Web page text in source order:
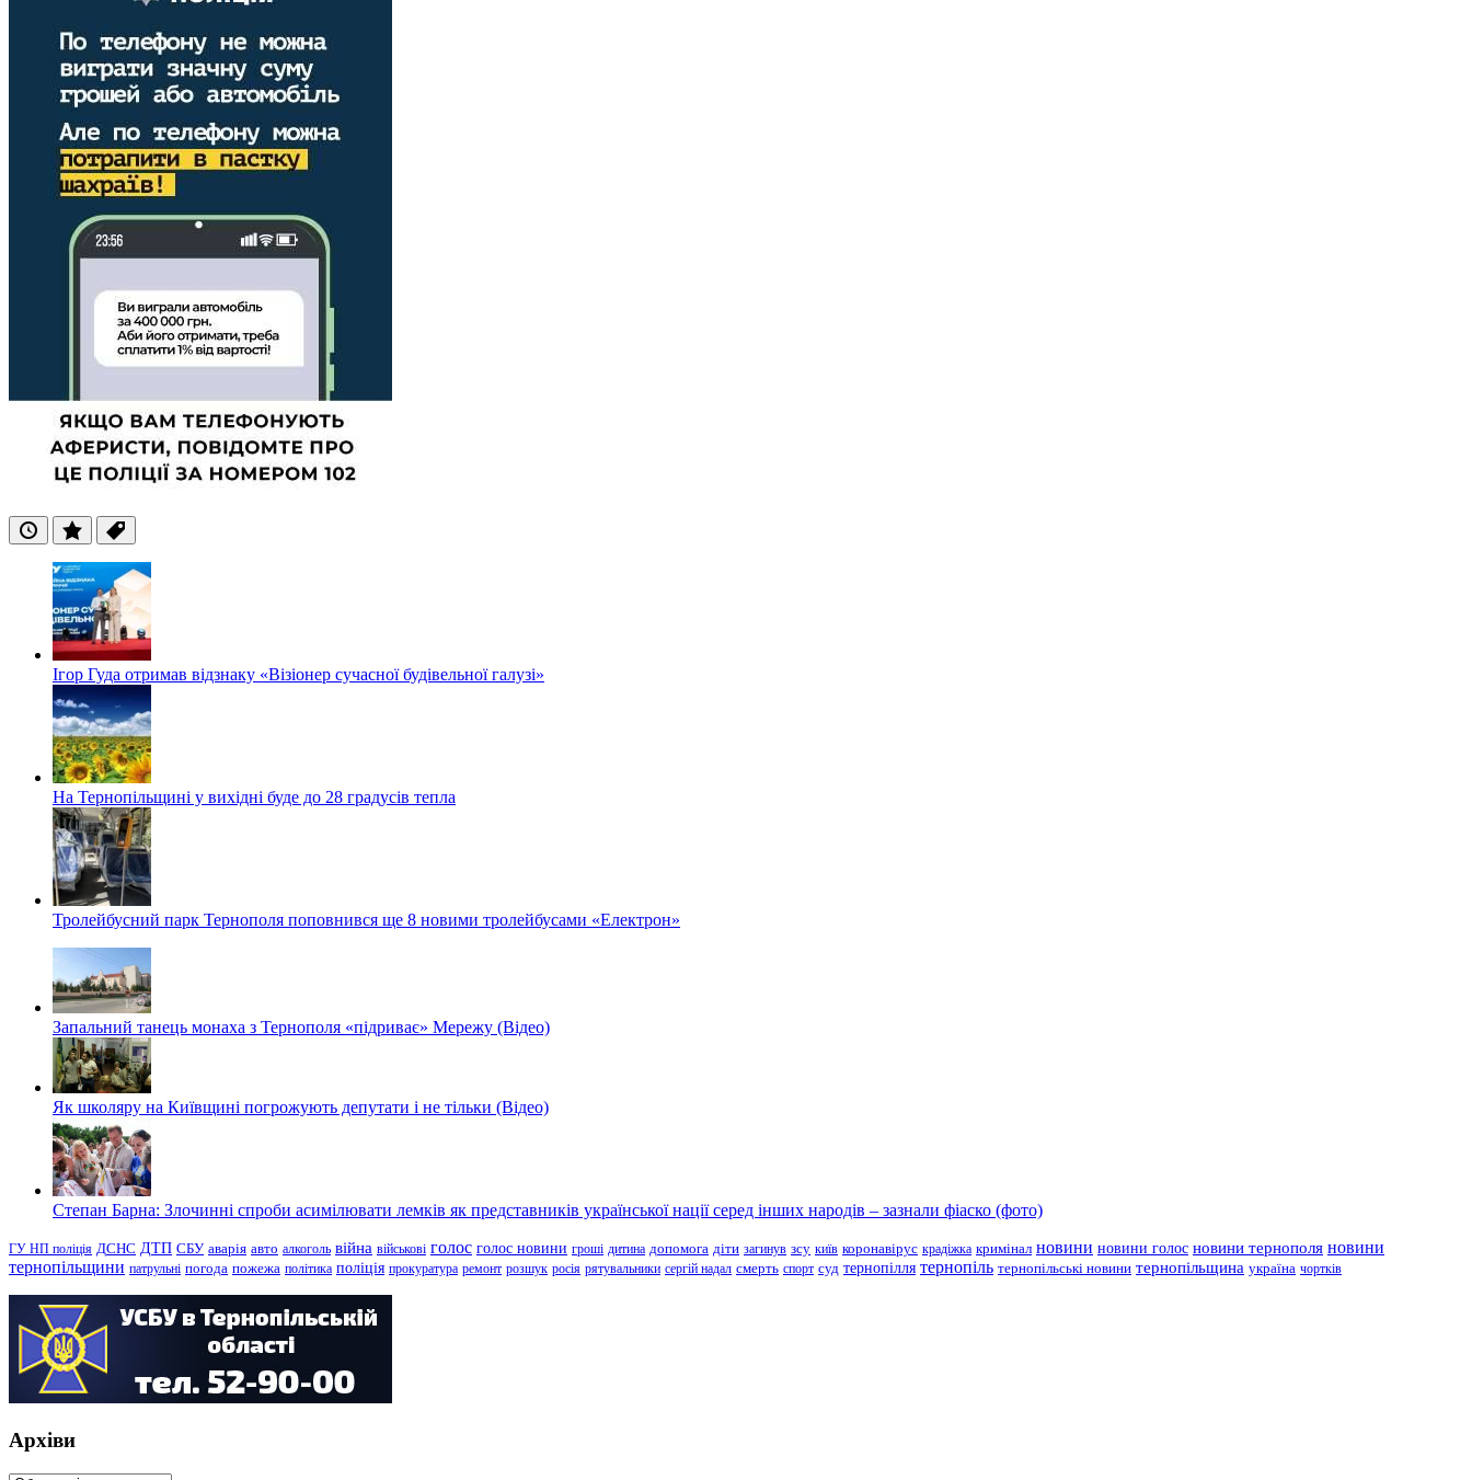
ОстанніПопулярні
Теги
Ігор Гуда отримав відзнаку «Візіонер сучасної будівельної галузі»
На Тернопільщині у вихідні буде до 28 градусів тепла
Тролейбусний парк Тернополя поповнився ще 8 новими тролейбусами «Електрон»
Запальний танець монаха з Тернополя «підриває» Мережу (Відео)
Як школяру на Київщині погрожують депутати і не тільки (Відео)
Степан Барна: Злочинні спроби асимілювати лемків як представників української нації серед інших народів – зазнали фіаско (фото)
ГУ НП поліція ДСНС ДТП СБУ аварія авто алкоголь війна військові голос голос новини гроші дитина допомога діти загинув зсу київ коронавірус крадіжка кримінал новини новини голос новини тернополя новини
тернопільщини патрульні погода пожежа політика поліція прокуратура ремонт розшук росія рятувальники сергій надал смерть спорт суд тернопілля тернопіль тернопільські новини тернопільщина україна чортків
Архіви